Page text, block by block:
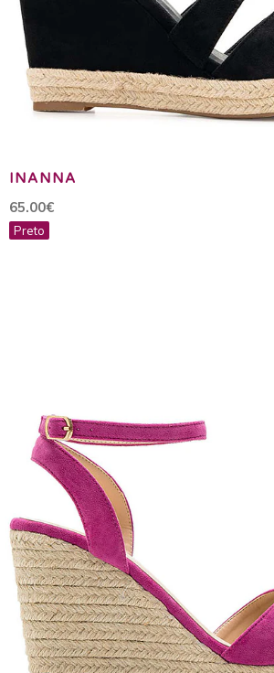
INANNA
65.00€
Preto